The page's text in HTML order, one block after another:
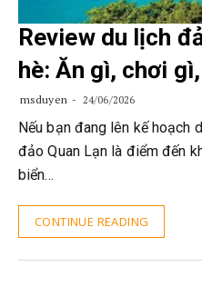
Review du lịch
hè: Ăn gì, chơi
msduyen 24/06/2026
Nếu bạn đang lên kế hoạch
đảo Quan Lạn là điểm đến
biển…
CONTINUE READING